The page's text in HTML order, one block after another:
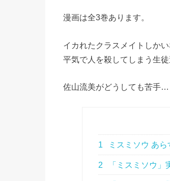
漫画は全3巻あります。
イカれたクラスメイトしか
平気で人を殺してしまう生
1 ミスミソウ あら
2 「ミスミソウ」